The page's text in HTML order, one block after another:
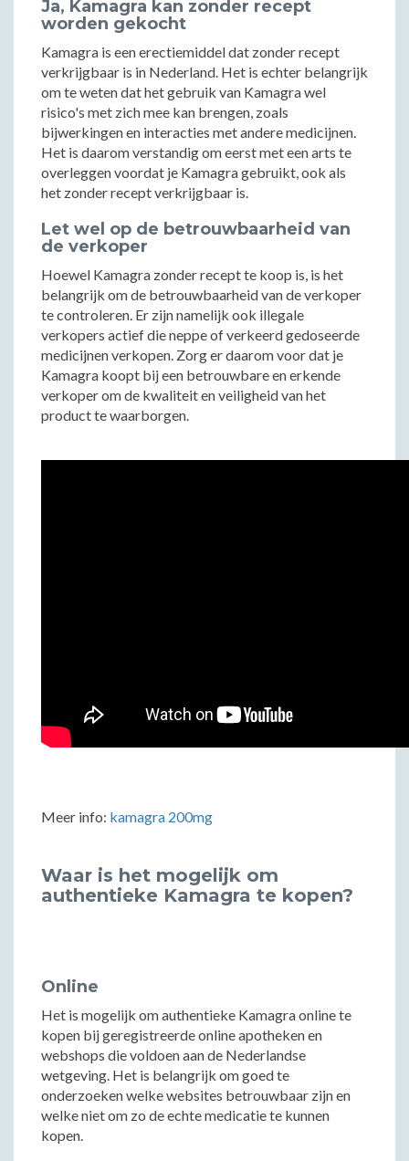
Ja, Kamagra kan zonder recept
worden gekocht
Kamagra is een erectiemiddel dat zonder recept
verkrijgbaar is in Nederland. Het is echter belangrijk
om te weten dat het gebruik van Kamagra wel
risico's met zich mee kan brengen, zoals
bijwerkingen en interacties met andere medicijnen.
Het is daarom verstandig om eerst met een arts te
overleggen voordat je Kamagra gebruikt, ook als
het zonder recept verkrijgbaar is.
Let wel op de betrouwbaarheid van
de verkoper
Hoewel Kamagra zonder recept te koop is, is het
belangrijk om de betrouwbaarheid van de verkoper
te controleren. Er zijn namelijk ook illegale
verkopers actief die neppe of verkeerd gedoseerde
medicijnen verkopen. Zorg er daarom voor dat je
Kamagra koopt bij een betrouwbare en erkende
verkoper om de kwaliteit en veiligheid van het
product te waarborgen.
Meer info: kamagra 200mg
Waar is het mogelijk om
authentieke Kamagra te kopen?
Online
Het is mogelijk om authentieke Kamagra online te
kopen bij geregistreerde online apotheken en
webshops die voldoen aan de Nederlandse
wetgeving. Het is belangrijk om goed te
onderzoeken welke websites betrouwbaar zijn en
welke niet om zo de echte medicatie te kunnen
kopen.